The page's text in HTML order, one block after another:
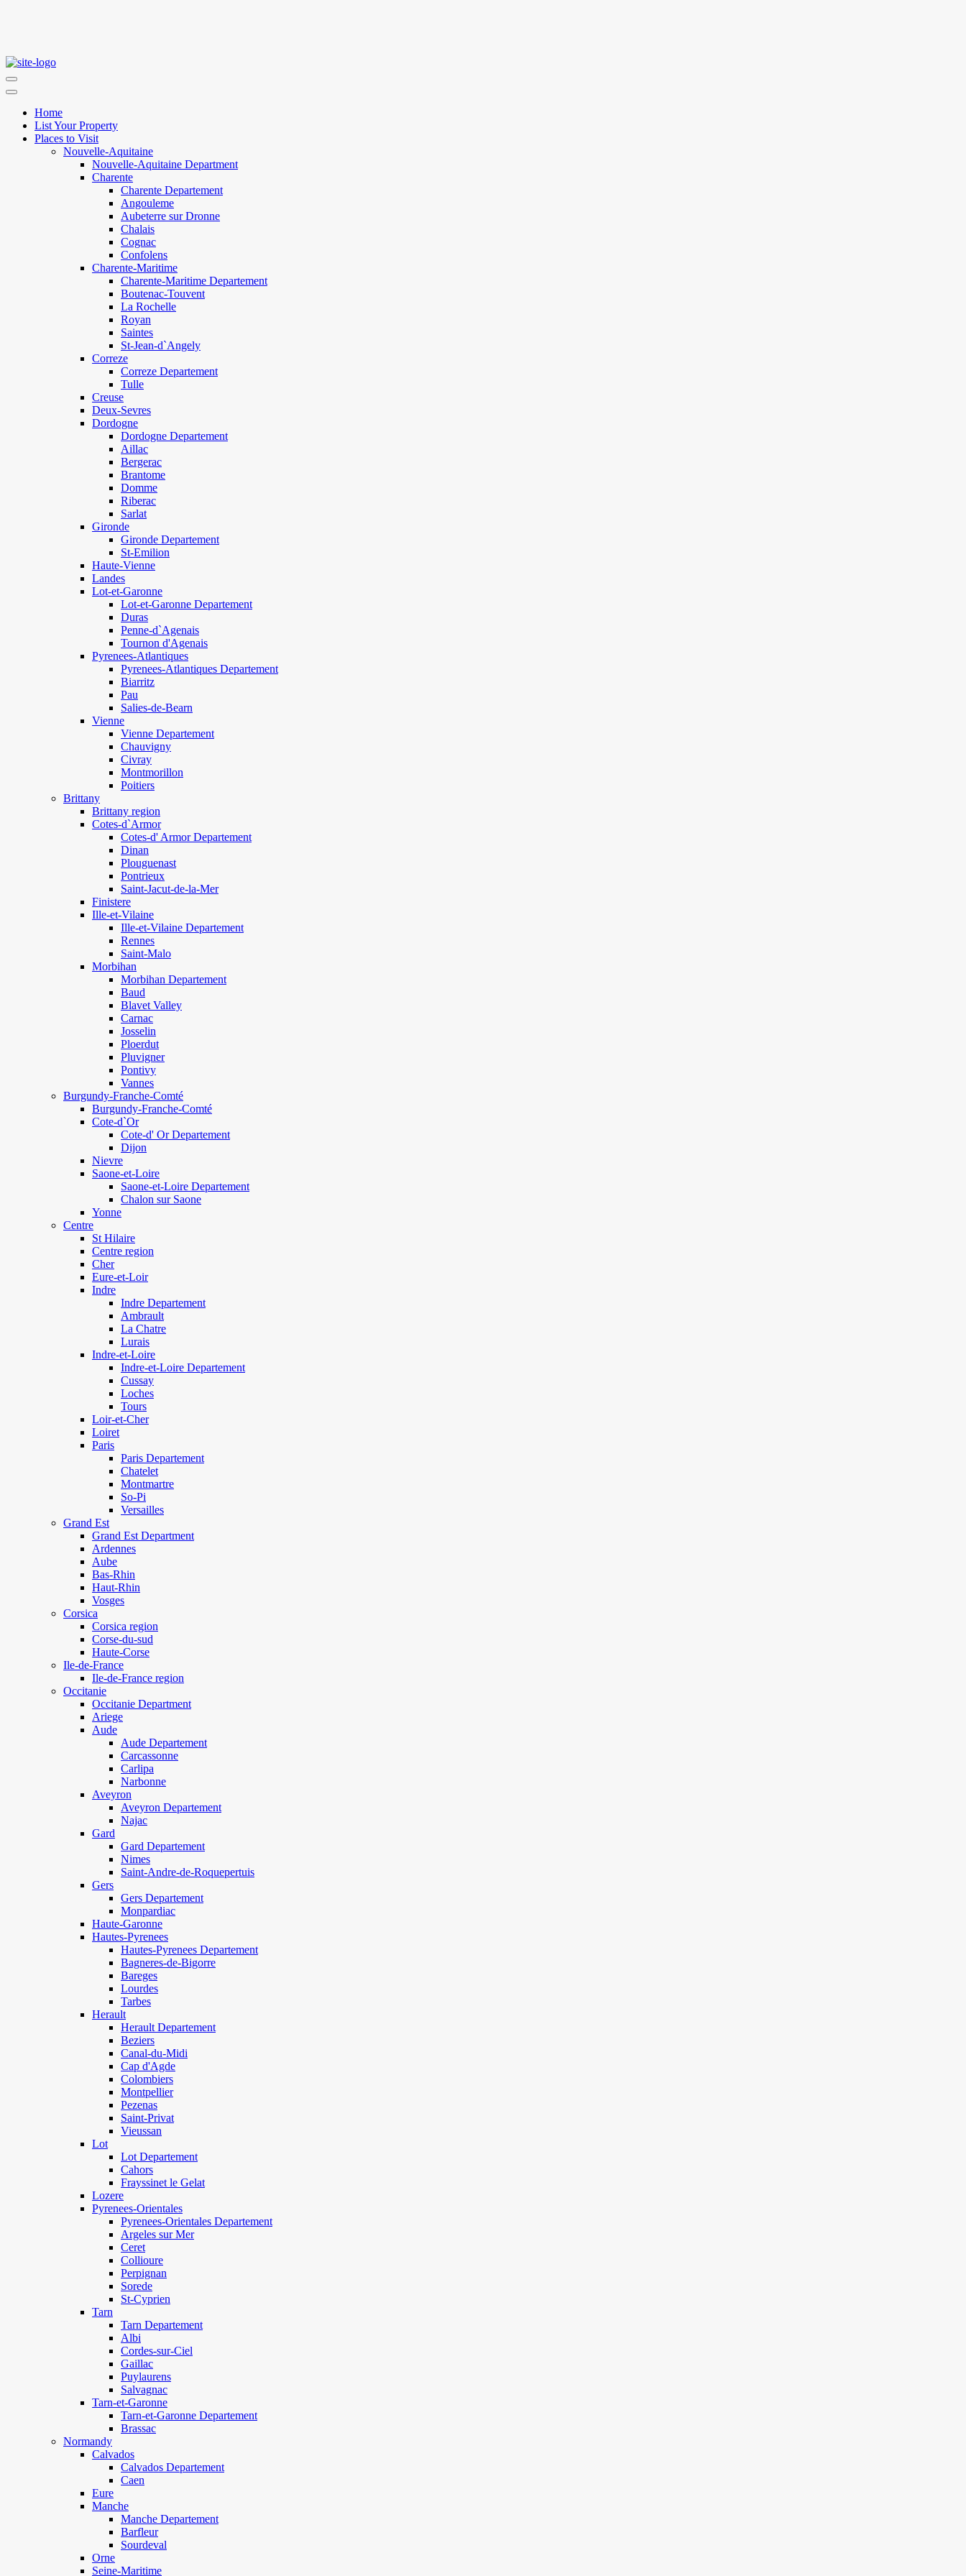
Home
List Your Property
Places to Visit
Nouvelle-Aquitaine
Nouvelle-Aquitaine Department
Charente
Charente Departement
Angouleme
Aubeterre sur Dronne
Chalais
Cognac
Confolens
Charente-Maritime
Charente-Maritime Departement
Boutenac-Touvent
La Rochelle
Royan
Saintes
St-Jean-d`Angely
Correze
Correze Departement
Tulle
Creuse
Deux-Sevres
Dordogne
Dordogne Departement
Aillac
Bergerac
Brantome
Domme
Riberac
Sarlat
Gironde
Gironde Departement
St-Emilion
Haute-Vienne
Landes
Lot-et-Garonne
Lot-et-Garonne Departement
Duras
Penne-d`Agenais
Tournon d'Agenais
Pyrenees-Atlantiques
Pyrenees-Atlantiques Departement
Biarritz
Pau
Salies-de-Bearn
Vienne
Vienne Departement
Chauvigny
Civray
Montmorillon
Poitiers
Brittany
Brittany region
Cotes-d`Armor
Cotes-d' Armor Departement
Dinan
Plouguenast
Pontrieux
Saint-Jacut-de-la-Mer
Finistere
Ille-et-Vilaine
Ille-et-Vilaine Departement
Rennes
Saint-Malo
Morbihan
Morbihan Departement
Baud
Blavet Valley
Carnac
Josselin
Ploerdut
Pluvigner
Pontivy
Vannes
Burgundy-Franche-Comté
Burgundy-Franche-Comté
Cote-d`Or
Cote-d' Or Departement
Dijon
Nievre
Saone-et-Loire
Saone-et-Loire Departement
Chalon sur Saone
Yonne
Centre
St Hilaire
Centre region
Cher
Eure-et-Loir
Indre
Indre Departement
Ambrault
La Chatre
Lurais
Indre-et-Loire
Indre-et-Loire Departement
Cussay
Loches
Tours
Loir-et-Cher
Loiret
Paris
Paris Departement
Chatelet
Montmartre
So-Pi
Versailles
Grand Est
Grand Est Department
Ardennes
Aube
Bas-Rhin
Haut-Rhin
Vosges
Corsica
Corsica region
Corse-du-sud
Haute-Corse
Ile-de-France
Ile-de-France region
Occitanie
Occitanie Department
Ariege
Aude
Aude Departement
Carcassonne
Carlipa
Narbonne
Aveyron
Aveyron Departement
Najac
Gard
Gard Departement
Nimes
Saint-Andre-de-Roquepertuis
Gers
Gers Departement
Monpardiac
Haute-Garonne
Hautes-Pyrenees
Hautes-Pyrenees Departement
Bagneres-de-Bigorre
Bareges
Lourdes
Tarbes
Herault
Herault Departement
Beziers
Canal-du-Midi
Cap d'Agde
Colombiers
Montpellier
Pezenas
Saint-Privat
Vieussan
Lot
Lot Departement
Cahors
Frayssinet le Gelat
Lozere
Pyrenees-Orientales
Pyrenees-Orientales Departement
Argeles sur Mer
Ceret
Collioure
Perpignan
Sorede
St-Cyprien
Tarn
Tarn Departement
Albi
Cordes-sur-Ciel
Gaillac
Puylaurens
Salvagnac
Tarn-et-Garonne
Tarn-et-Garonne Departement
Brassac
Normandy
Calvados
Calvados Departement
Caen
Eure
Manche
Manche Departement
Barfleur
Sourdeval
Orne
Seine-Maritime